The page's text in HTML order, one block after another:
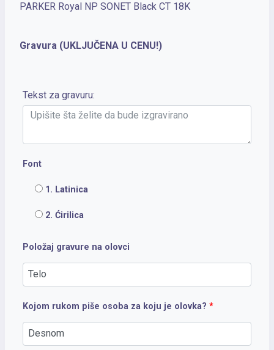
PARKER Royal NP SONET Black CT 18K
Gravura (UKLJUČENA U CENU!)
Tekst za gravuru:
Font
1. Latinica
2. Ćirilica
Položaj gravure na olovci
Kojom rukom piše osoba za koju je olovka? *